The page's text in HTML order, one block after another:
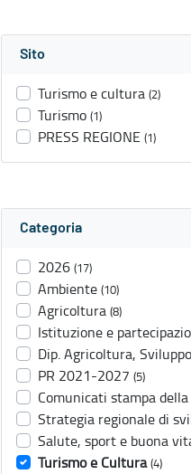
Sito
Turismo e cultura (2)
Turismo (1)
PRESS REGIONE (1)
Categoria
2026 (17)
Ambiente (10)
Agricoltura (8)
Istituzione e
Dip. Agricoltura,
PR 2021-2027 (5)
Comunicati stampa
Strategia regionale di
Salute, sport e buona
Turismo e Cultura (4)